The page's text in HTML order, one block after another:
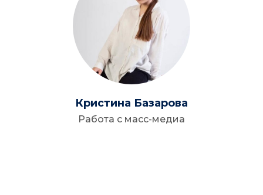
Кристина Базарова
Работа с масс-медиа